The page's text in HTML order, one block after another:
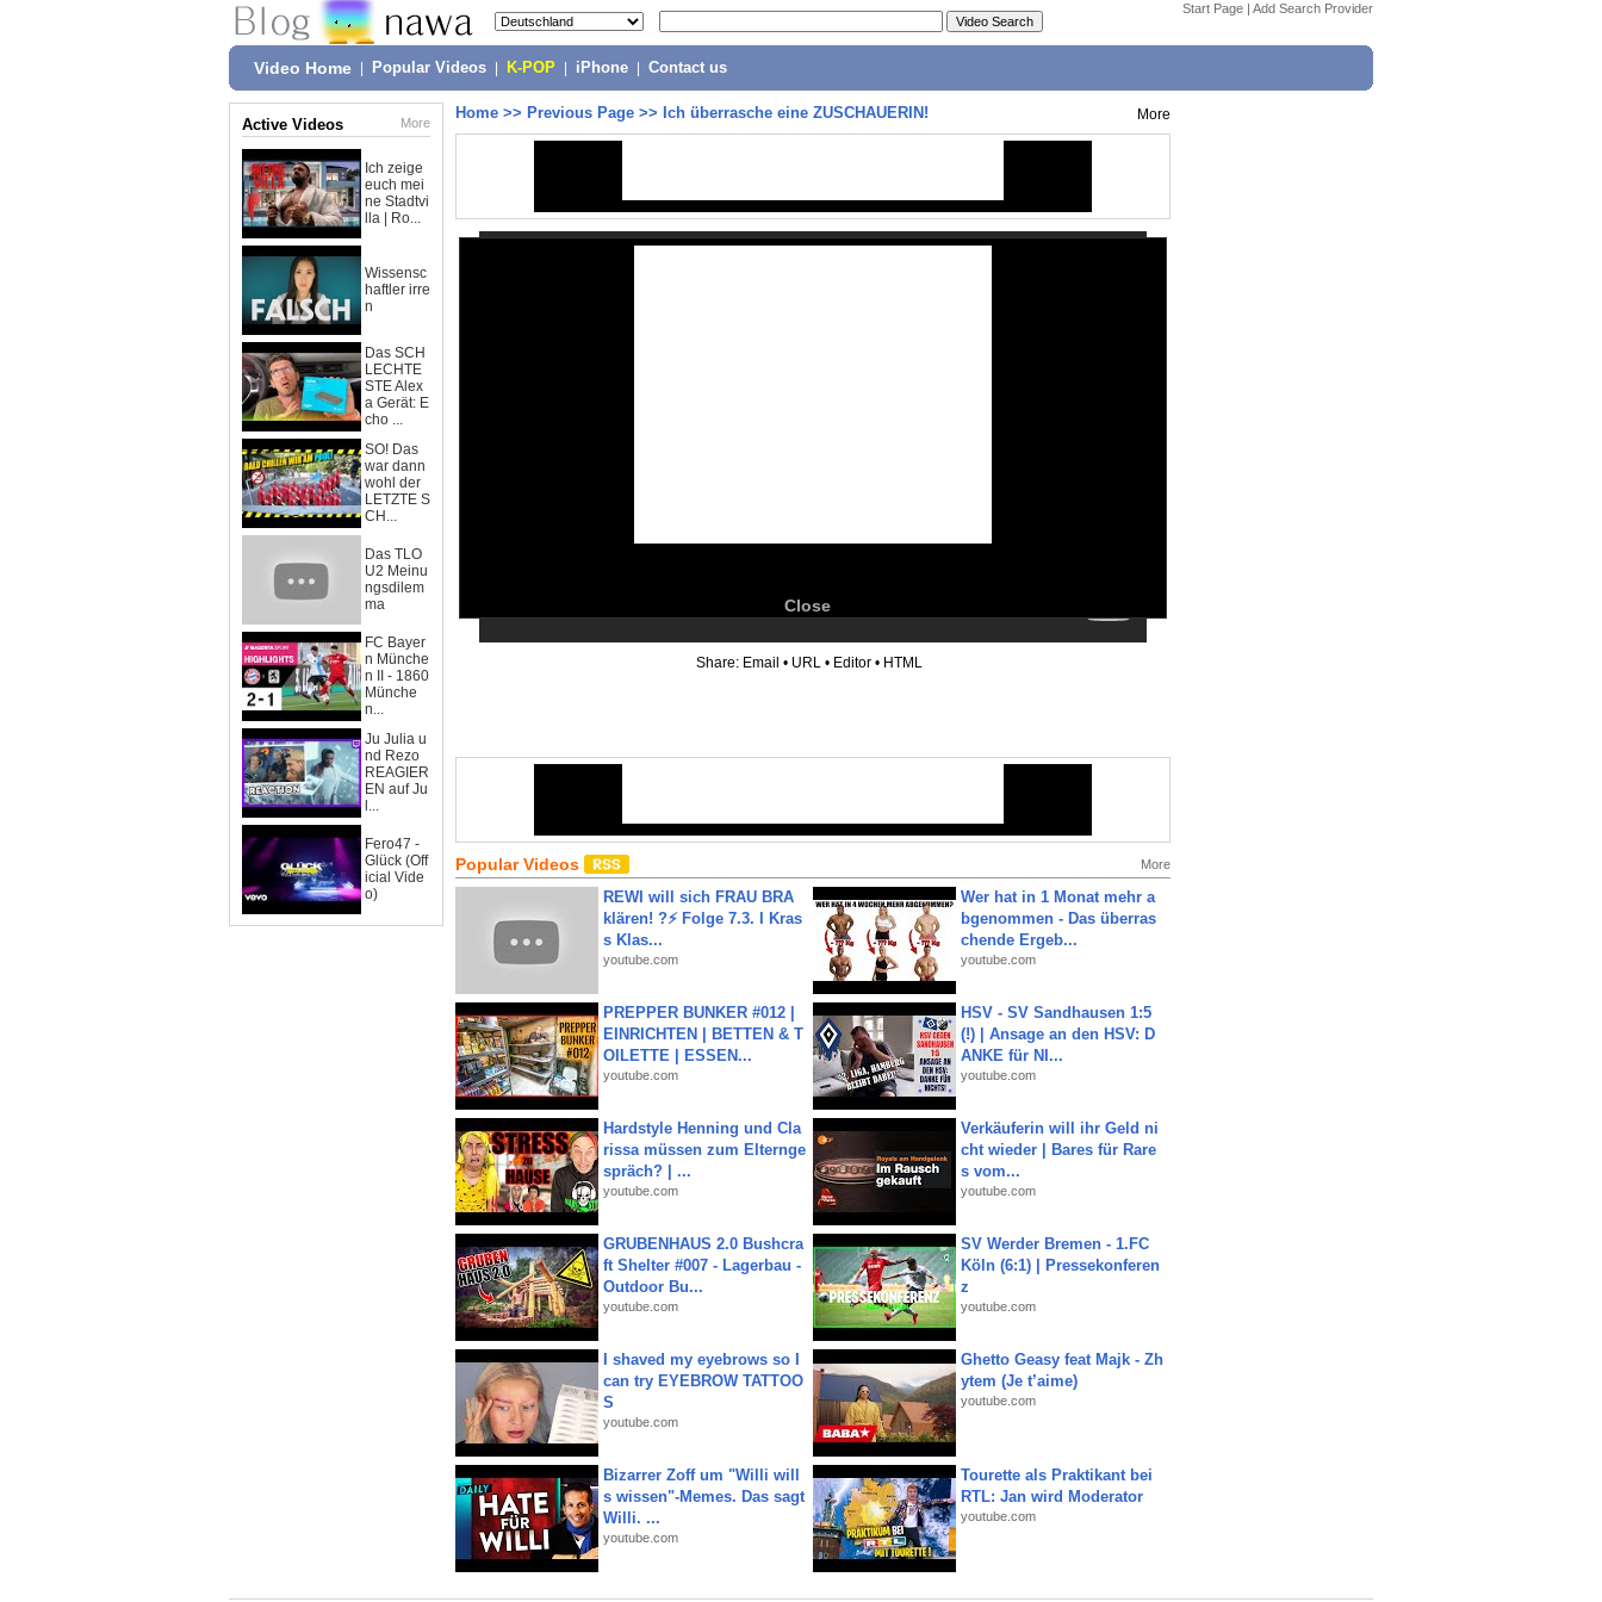
Start Page | Add Search Provider
Video Home Popular Videos K-POP iPhone Contact us
Active Videos More
Ich zeige
euch mei
ne Stadtvi
lla | Ro...
Wissensc
haftler irre
n
Das SCH
LECHTE
STE Alex
a Gerät: E
cho ...
SO! Das
war dann
wohl der
LETZTE S
CH...
Das TLO
U2 Meinu
ngsdilem
ma
FC Bayer
n Münche
n II - 1860
Münche
n...
Ju Julia u
nd Rezo
REAGIER
EN auf Ju
l...
Fero47 -
Glück (Off
icial Vide
o)
Home >> Previous Page >> Ich überrasche eine ZUSCHAUERIN! More
Close
Share: Email • URL • Editor • HTML
Popular Videos More
REWI will sich FRAU BRA
klären! ?⚡️ Folge 7.3. I Kras
s Klas...
youtube.com
Wer hat in 1 Monat mehr a
bgenommen - Das überras
chende Ergeb...
youtube.com
PREPPER BUNKER #012 |
EINRICHTEN | BETTEN & T
OILETTE | ESSEN...
youtube.com
HSV - SV Sandhausen 1:5
(!) | Ansage an den HSV: D
ANKE für NI...
youtube.com
Hardstyle Henning und Cla
rissa müssen zum Elternge
spräch? | ...
youtube.com
Verkäuferin will ihr Geld ni
cht wieder | Bares für Rare
s vom...
youtube.com
GRUBENHAUS 2.0 Bushcra
ft Shelter #007 - Lagerbau -
Outdoor Bu...
youtube.com
SV Werder Bremen - 1.FC
Köln (6:1) | Pressekonferen
z
youtube.com
I shaved my eyebrows so I
can try EYEBROW TATTOO
S
youtube.com
Ghetto Geasy feat Majk - Zh
ytem (Je t’aime)
youtube.com
Bizarrer Zoff um "Willi will
s wissen"-Memes. Das sagt
Willi. ...
youtube.com
Tourette als Praktikant bei
RTL: Jan wird Moderator
youtube.com